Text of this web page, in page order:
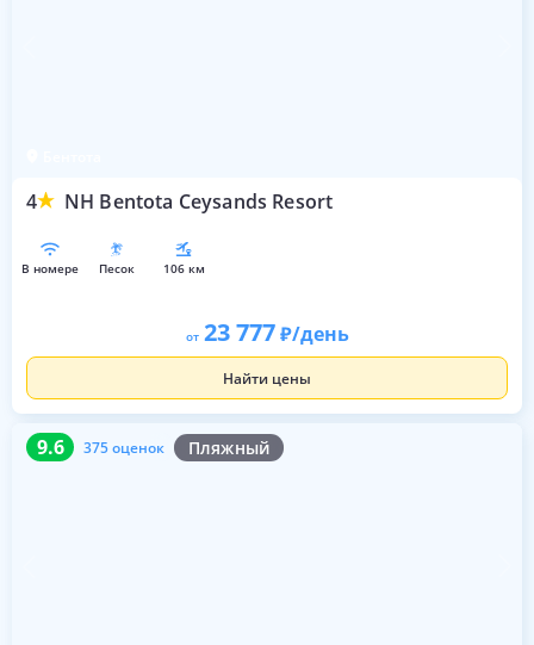
4 NH Bentota Ceysands Resort
в номере песок 106 км
от 23 777 /день
Найти цены
9.6 375 оценок Пляжный
9.6 375 оценок